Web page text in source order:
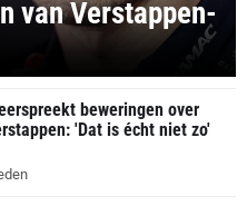
van Verstappen-
beweringen over
'Dat is écht niet zo'